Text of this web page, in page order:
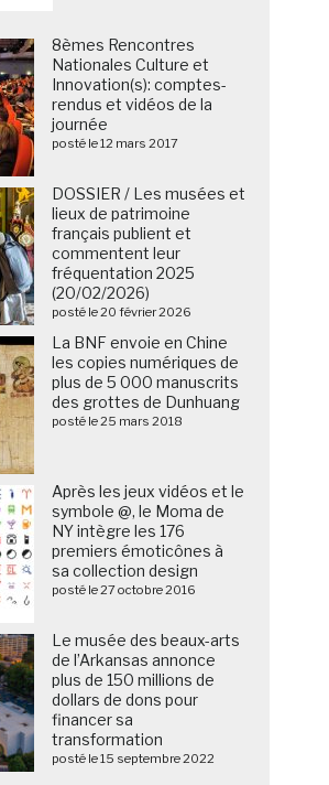
8èmes Rencontres
Nationales Culture et
Innovation(s): comptes-
rendus et vidéos de la
journée
posté le 12 mars 2017
DOSSIER / Les musées et
lieux de patrimoine
français publient et
commentent leur
fréquentation 2025
(20/02/2026)
posté le 20 février 2026
La BNF envoie en Chine
les copies numériques de
plus de 5 000 manuscrits
des grottes de Dunhuang
posté le 25 mars 2018
Après les jeux vidéos et le
symbole @, le Moma de
NY intègre les 176
premiers émoticônes à
sa collection design
posté le 27 octobre 2016
Le musée des beaux-arts
de l’Arkansas annonce
plus de 150 millions de
dollars de dons pour
financer sa
transformation
posté le 15 septembre 2022